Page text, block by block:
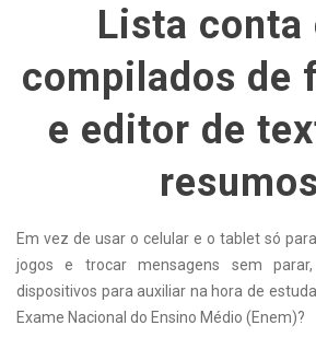
Lista conta
compilados de
e editor de
Em vez de usar o celular e o tablet só
jogos e trocar mensagens sem
dispositivos para auxiliar na hora de
Exame Nacional do Ensino Médio (Enem)?